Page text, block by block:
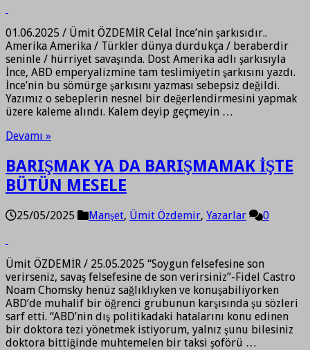
01.06.2025 / Ümit ÖZDEMİR Celal İnce’nin şarkısıdır..
Amerika Amerika / Türkler dünya durdukça / beraberdir
seninle / hürriyet savaşında. Dost Amerika adlı şarkısıyla
İnce, ABD emperyalizmine tam teslimiyetin şarkısını yazdı.
İnce’nin bu sömürge şarkısını yazması sebepsiz değildi.
Yazımız o sebeplerin nesnel bir değerlendirmesini yapmak
üzere kaleme alındı. Kalem deyip geçmeyin …
Devamı »
BARIŞMAK YA DA BARIŞMAMAK İŞTE
BÜTÜN MESELE
25/05/2025 Manşet, Ümit Özdemir, Yazarlar 0
Ümit ÖZDEMİR / 25.05.2025 “Soygun felsefesine son
verirseniz, savaş felsefesine de son verirsiniz”-Fidel Castro
Noam Chomsky henüz sağlıklıyken ve konuşabiliyorken
ABD’de muhalif bir öğrenci grubunun karşısında şu sözleri
sarf etti. “ABD’nin dış politikadaki hatalarını konu edinen
bir doktora tezi yönetmek istiyorum, yalnız şunu bilesiniz
doktora bittiğinde muhtemelen bir taksi şoförü …